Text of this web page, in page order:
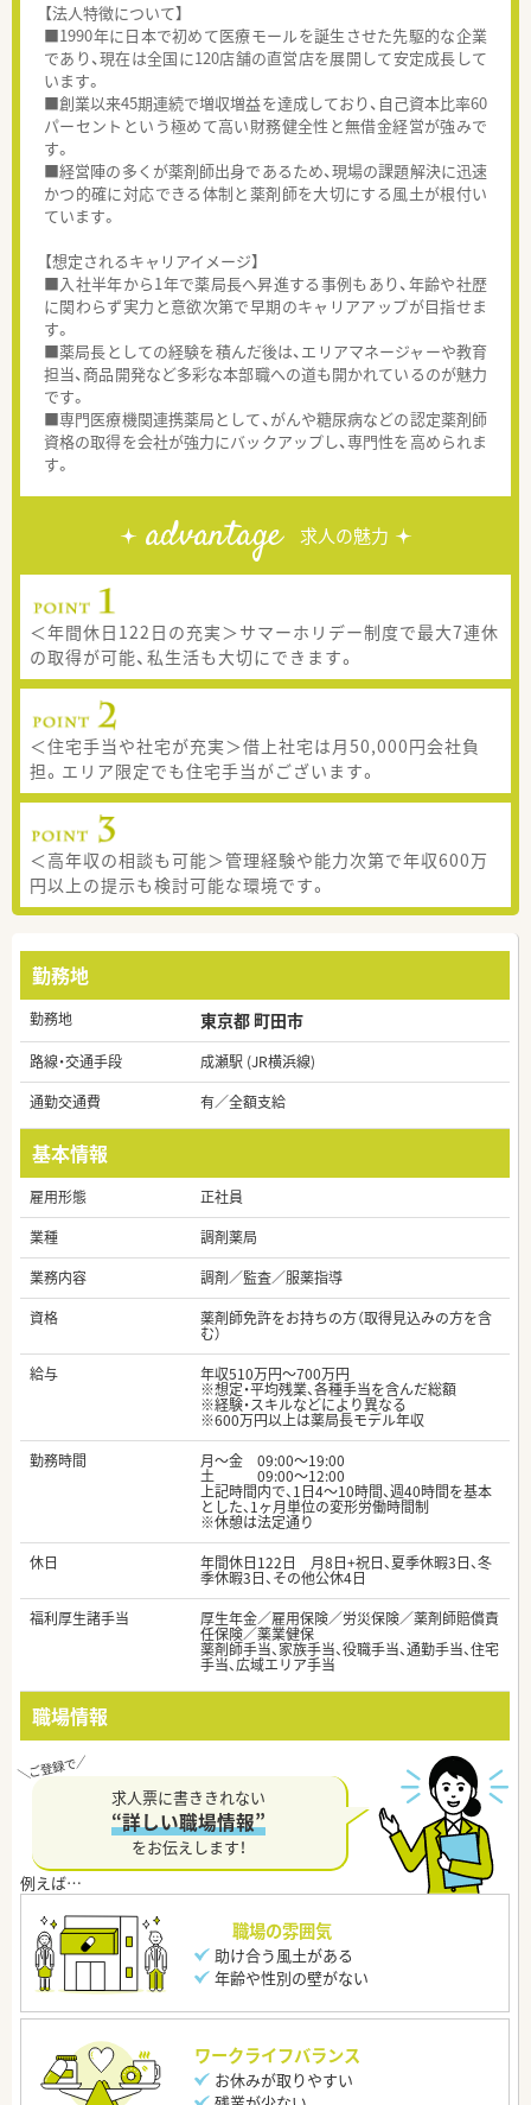
【法人特徴について】
■1990年に日本で初めて医療モールを誕生させた先駆的な企業
であり、現在は全国に120店舗の直営店を展開して安定成長して
います。
■創業以来45期連続で増収増益を達成しており、自己資本比率60
パーセントという極めて高い財務健全性と無借金経営が強みで
す。
■経営陣の多くが薬剤師出身であるため、現場の課題解決に迅速
かつ的確に対応できる体制と薬剤師を大切にする風土が根付い
ています。
【想定されるキャリアイメージ】
■入社半年から1年で薬局長へ昇進する事例もあり、年齢や社歴
に関わらず実力と意欲次第で早期のキャリアアップが目指せま
す。
■薬局長としての経験を積んだ後は、エリアマネージャーや教育
担当、商品開発など多彩な本部職への道も開かれているのが魅力
です。
■専門医療機関連携薬局として、がんや糖尿病などの認定薬剤師
資格の取得を会社が強力にバックアップし、専門性を高められま
す。
advantage 求人の魅力
＜年間休日122日の充実＞サマーホリデー制度で最大7連休
の取得が可能、私生活も大切にできます。
＜住宅手当や社宅が充実＞借上社宅は月50,000円会社負
担。エリア限定でも住宅手当がございます。
＜高年収の相談も可能＞管理経験や能力次第で年収600万
円以上の提示も検討可能な環境です。
勤務地
勤務地 東京都 町田市
路線・交通手段
成瀬駅 (JR横浜線)
通勤交通費
有／全額支給
基本情報
雇用形態
正社員
業種
調剤薬局
業務内容
調剤／監査／服薬指導
資格
薬剤師免許をお持ちの方（取得見込みの方を含
む）
給与
年収510万円～700万円
※想定・平均残業、各種手当を含んだ総額
※経験・スキルなどにより異なる
※600万円以上は薬局長モデル年収
勤務時間
月〜金 09:00〜19:00
土 09:00〜12:00
上記時間内で、1日4～10時間、週40時間を基本
とした、1ヶ月単位の変形労働時間制
※休憩は法定通り
休日
年間休日122日 月8日+祝日、夏季休暇3日、冬
季休暇3日、その他公休4日
福利厚生諸手当
厚生年金／雇用保険／労災保険／薬剤師賠償責
任保険／薬業健保
薬剤師手当、家族手当、役職手当、通勤手当、住宅
手当、広域エリア手当
職場情報
求人票に書ききれない
“詳しい職場情報”
をお伝えします！
職場の雰囲気
助け合う風土がある
年齢や性別の壁がない
ワークライフバランス
お休みが取りやすい